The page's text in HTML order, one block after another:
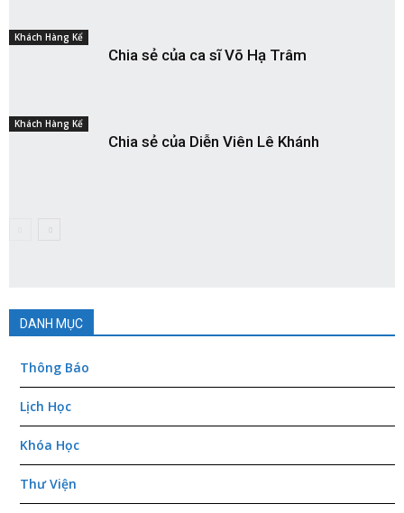
Khách Hàng Kể
Chia sẻ của ca sĩ Võ Hạ Trâm
Khách Hàng Kể
Chia sẻ của Diễn Viên Lê Khánh
DANH MỤC
Thông Báo
Lịch Học
Khóa Học
Thư Viện